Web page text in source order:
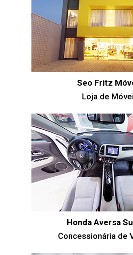
Seo Fritz
Loja de
Honda Aversa
Concessionária de